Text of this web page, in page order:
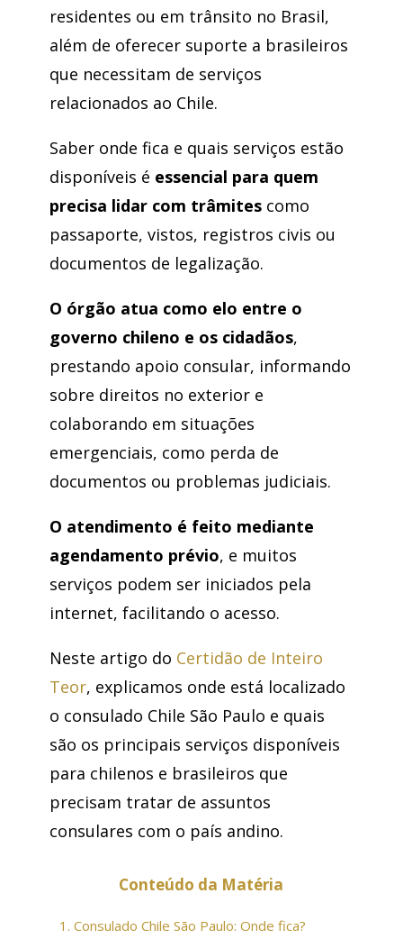
residentes ou em trânsito no Brasil,
além de oferecer suporte a brasileiros
que necessitam de serviços
relacionados ao Chile.
Saber onde fica e quais serviços estão
disponíveis é essencial para quem
precisa lidar com trâmitescomo
passaporte, vistos, registros civis ou
documentos de legalização.
O órgão atua como elo entre o
governo chileno e os cidadãos,
prestando apoio consular, informando
sobre direitos no exterior e
colaborando em situações
emergenciais, como perda de
documentos ou problemas judiciais.
O atendimento é feito mediante
agendamento prévio, e muitos
serviços podem ser iniciados pela
internet, facilitando o acesso.
Neste artigo do Certidão de Inteiro
Teor, explicamos onde está localizado
o consulado Chile São Paulo e quais
são os principais serviços disponíveis
para chilenos e brasileiros que
precisam tratar de assuntos
consulares com o país andino.
Conteúdo da Matéria
1. Consulado Chile São Paulo: Onde fica?